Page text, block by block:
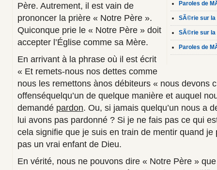
Paroles de
SÃ©rie sur la
SÃ©rie sur la
Paroles de
Père. Autrement, il est vain de
prononcer la prière « Notre Père ».
Quiconque prie le « Notre Père » doit
accepter l’Église comme sa Mère.
En arrivant à la phrase où il est écrit
« Et remets-nous nos dettes comme
nous les remettons ànos débiteurs » nous devons
offenséquelqu’un de quelque manière et auquel
demandé pardon. Ou, si jamais quelqu’un nous a
lui avons pas pardonné ? Si je ne fais pas ce qui
cela signifie que je suis en train de mentir quand je
pas un vrai enfant de Dieu.
En vérité, nous ne pouvons dire « Notre Père »